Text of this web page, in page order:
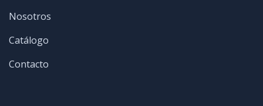
Nosotros
Catálogo
Contacto